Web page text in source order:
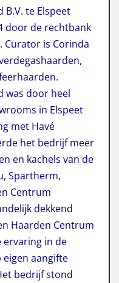
te Elspeet
door de rechtbank
Curator is Corinda
was door heel
in Elspeet
met Havé
het bedrijf meer
en kachels van de
Spartherm,
Centrum
dekkend
Haarden Centrum
ervaring in de
aangifte
bedrijf stond